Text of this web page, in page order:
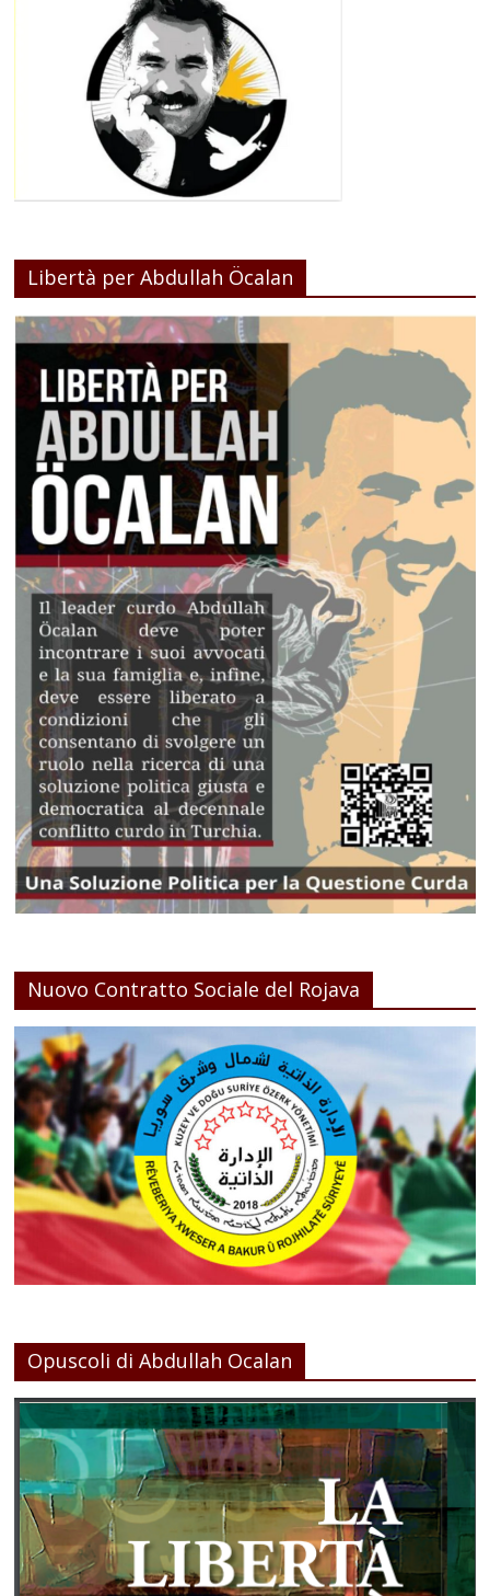
Libertà per Abdullah Öcalan
Nuovo Contratto Sociale del Rojava
Opuscoli di Abdullah Ocalan